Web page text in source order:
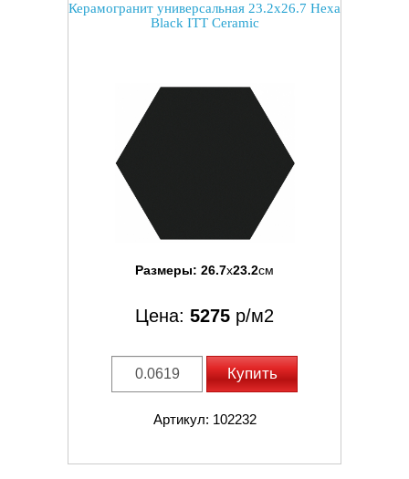
Керамогранит универсальная 23.2x26.7 Hexa
Black ITT Ceramic
Размеры: 26.7x23.2см
Цена: 5275 р/м2
Купить
Артикул: 102232